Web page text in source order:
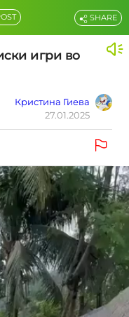
игри во
Кристина Гиева
27.01.2025
SHARE